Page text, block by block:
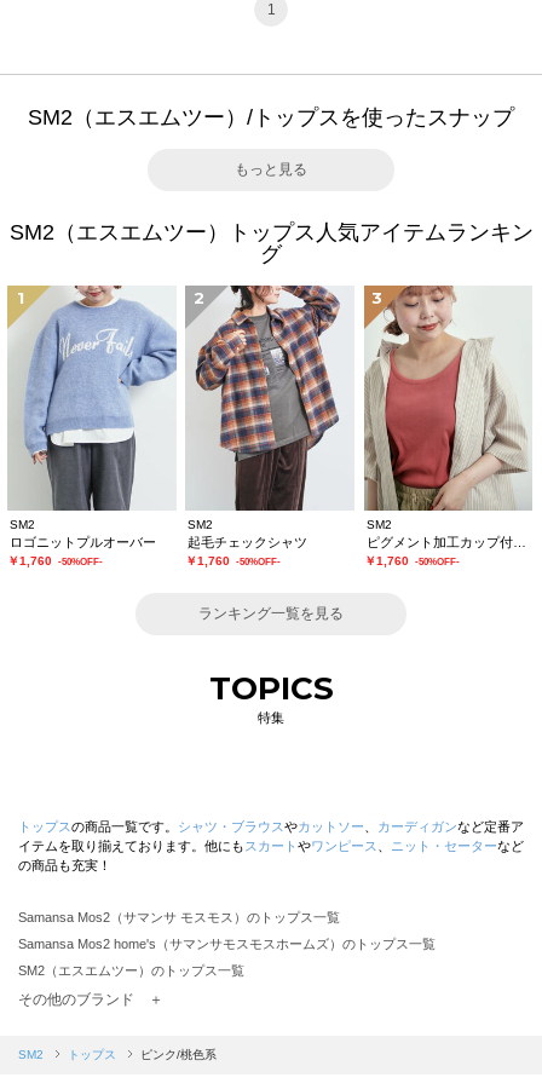
1
SM2（エスエムツー）/トップスを使ったスナップ
もっと見る
SM2（エスエムツー）トップス人気アイテムランキン
グ
1
SM2
ロゴニットプルオーバー
￥1,760 -50%OFF-
2
SM2
起毛チェックシャツ
￥1,760 -50%OFF-
3
SM2
ピグメント加工カップ付タンクトップ
￥1,760 -50%OFF-
ランキング一覧を見る
TOPICS
特集
トップスの商品一覧です。 シャツ・ブラウスやカットソー カーディガンなど定番ア
イテムを取り揃えております。他にも スカート やワンピース ニット・セーターなど
の商品も充実！
Samansa Mos2（サマンサ モスモス）のトップス一覧
Samansa Mos2 home's（サマンサモスモスホームズ）のトップス一覧
SM2（エスエムツー）のトップス一覧
TSUHARU by Samansa Mos2（ツハルバイサマンサモスモス）のトップス一覧
Samansa Mos2 blue（サマンサモスモス ブルー）のトップス一覧
その他のブランド ＋
SM2 トップス ピンク/桃色系